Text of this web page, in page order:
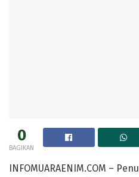
0
BAGIKAN
INFOMUARAENIM.COM –